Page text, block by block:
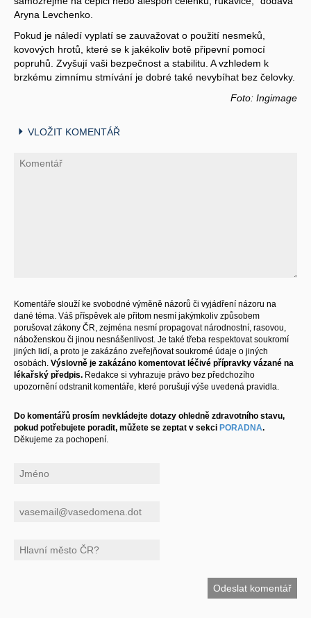
Aryna Levchenko.
Pokud je náledí vyplatí se zauvažovat o použití nesmeků,
kovových hrotů, které se k jakékoliv botě připevní pomocí
popruhů. Zvyšují vaši bezpečnost a stabilitu. A vzhledem k
brzkému zimnímu stmívání je dobré také nevybíhat bez čelovky.
Foto: Ingimage
VLOŽIT KOMENTÁŘ
Komentáře slouží ke svobodné výměně názorů či vyjádření názoru na
dané téma. Váš příspěvek ale přitom nesmí jakýmkoliv způsobem
porušovat zákony ČR, zejména nesmí propagovat národnostní, rasovou,
náboženskou či jinou nesnášenlivost. Je také třeba respektovat soukromí
jiných lidí, a proto je zakázáno zveřejňovat soukromé údaje o jiných
osobách. Výslovně je zakázáno komentovat léčivé přípravky vázané na
lékařský předpis. Redakce si vyhrazuje právo bez předchozího
upozornění odstranit komentáře, které porušují výše uvedená pravidla.
Do komentářů prosím nevkládejte dotazy ohledně zdravotního stavu,
pokud potřebujete poradit, můžete se zeptat v sekci PORADNA.
Děkujeme za pochopení.